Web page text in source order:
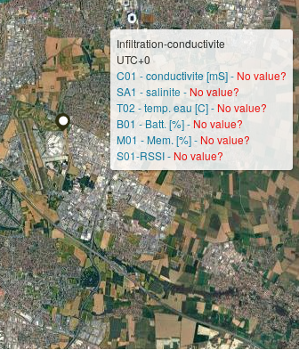
Infiltration-conductivite
UTC+0
C01 - conductivite [mS] - No value?
SA1 - salinite -No value?
T02 - temp. eau [C] -No value?
B01 - Batt. [%] - No value?
M01 - Mem. [%] - No value?
S01-RSSI -No value?